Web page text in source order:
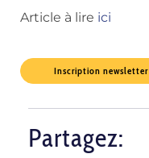
Article à lire ici
Inscription newsletter
Partagez: